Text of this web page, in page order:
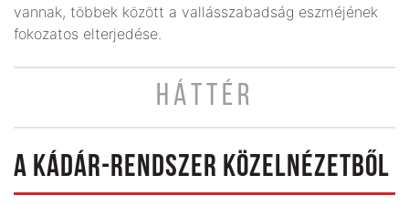
vannak, többek között a vallásszabadság eszméjének
fokozatos elterjedése.
HÁTTÉR
A KÁDÁR-RENDSZER KÖZELNÉZETBŐL